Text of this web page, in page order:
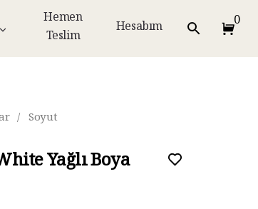
Hemen
Teslim
Hesabım 0
/ Soyut
Yağlı Boya